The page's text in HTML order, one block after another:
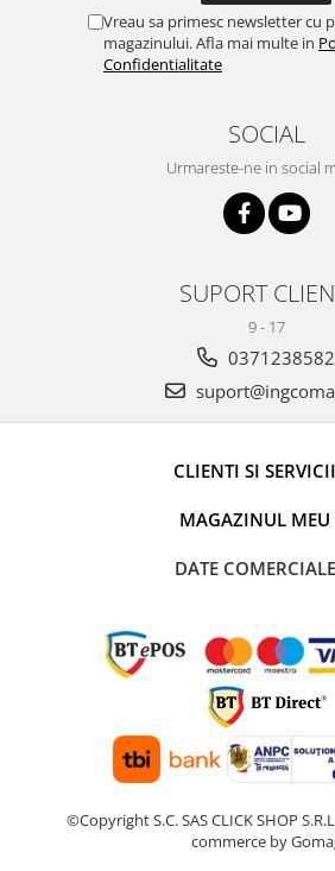
Vreau sa primesc newsletter cu
magazinului. Afla mai multe in
Confidentialitate
SOCIAL
Urmareste-ne in social
SUPORT
9 - 17
0371238582
CLIENTI SI SERVICII
MAGAZINUL MEU
DATE COMERCIALE
©Copyright S.C. SAS CLICK SHOP
commerce by